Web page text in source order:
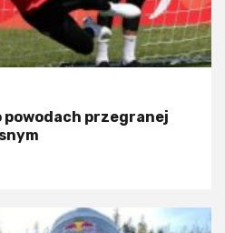
powodach przegranej